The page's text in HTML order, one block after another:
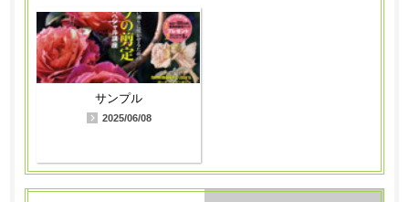
サンプル
2025/06/08